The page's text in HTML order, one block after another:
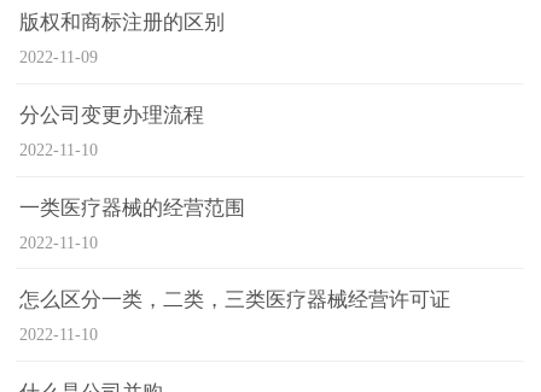
版权和商标注册的区别
2022-11-09
分公司变更办理流程
2022-11-10
一类医疗器械的经营范围
2022-11-10
怎么区分一类，二类，三类医疗器械经营许可证
2022-11-10